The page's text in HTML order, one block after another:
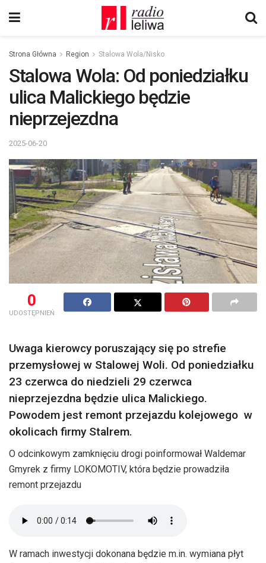
Strona Główna Region Stalowa Wola/Nisko
Stalowa Wola: Od poniedziałku
ulica Malickiego będzie
nieprzejezdna
2025-06-20
0
UDOSTĘPNIEŃ
Uwaga kierowcy poruszający się po strefie
przemysłowej w Stalowej Woli. Od poniedziałku
23 czerwca do niedzieli 29 czerwca
nieprzejezdna będzie ulica Malickiego.
Powodem jest remont przejazdu kolejowego w
okolicach firmy Stalrem.
O odcinkowym zamknięciu drogi poinformował Waldemar
Gmyrek z firmy LOKOMOTIV, która będzie prowadziła
remont przejazdu
W ramach inwestycji dokonana będzie m.in. wymiana płyt